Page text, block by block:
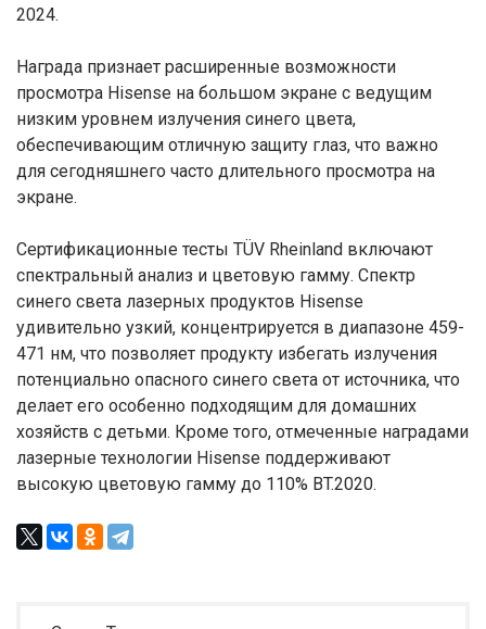
2024.
Награда признает расширенные возможности
просмотра Hisense на большом экране с ведущим
низким уровнем излучения синего цвета,
обеспечивающим отличную защиту глаз, что важно
для сегодняшнего часто длительного просмотра на
экране.
Сертификационные тесты TÜV Rheinland включают
спектральный анализ и цветовую гамму. Спектр
синего света лазерных продуктов Hisense
удивительно узкий, концентрируется в диапазоне 459-
471 нм, что позволяет продукту избегать излучения
потенциально опасного синего света от источника, что
делает его особенно подходящим для домашних
хозяйств с детьми. Кроме того, отмеченные наградами
лазерные технологии Hisense поддерживают
высокую цветовую гамму до 110% BT.2020.